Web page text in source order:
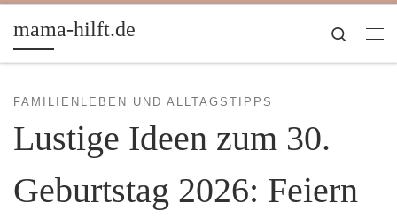
Zum Inhalt springen
mama-hilft.de
Search
FAMILIENLEBEN UND ALLTAGSTIPPS
Lustige Ideen zum 30.
Geburtstag 2026: Feiern